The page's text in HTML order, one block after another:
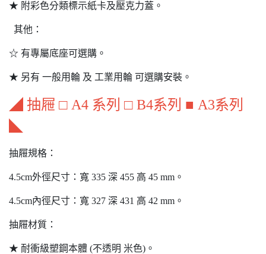
★ 附彩色分類標示紙卡及壓克力蓋。
其他：
☆ 有專屬底座可選購。
★ 另有 一般用輪 及 工業用輪 可選購安裝。
◢ 抽屜 □ A4 系列 □ B4系列 ■ A3系列
◣
抽屜規格：
4.5cm外徑尺寸：寬 335 深 455 高 45 mm。
4.5cm內徑尺寸：寬 327 深 431 高 42 mm。
抽屜材質：
★ 耐衝級塑鋼本體 (不透明 米色)。